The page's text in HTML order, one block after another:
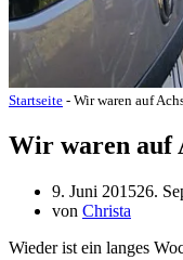
Startseite - Wir waren auf
Wir waren auf
9. Juni 201526.
von Christa
Wieder ist ein langes